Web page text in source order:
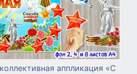
аппликация «С